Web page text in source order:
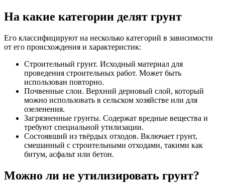
На какие категории делят грунт
Его классифицируют на несколько категорий в зависимости
от его происхождения и характеристик:
Строительный грунт. Исходный материал для
проведения строительных работ. Может быть
использован повторно.
Почвенные слои. Верхний дерновый слой, который
можно использовать в сельском хозяйстве или для
озеленения.
Загрязненные грунты. Содержат вредные вещества и
требуют специальной утилизации.
Состоявший из твёрдых отходов. Включает грунт,
смешанный с строительными отходами, такими как
битум, асфальт или бетон.
Можно ли не утилизировать грунт?